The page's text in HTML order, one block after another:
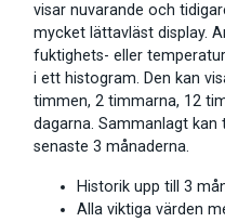
visar nuvarande och
mycket lättavläst display.
fuktighets- eller
i ett histogram. Den kan
timmen, 2 timmarna, 12
dagarna. Sammanlagt
senaste 3 månaderna.
Historik upp till 3
Alla viktiga värden